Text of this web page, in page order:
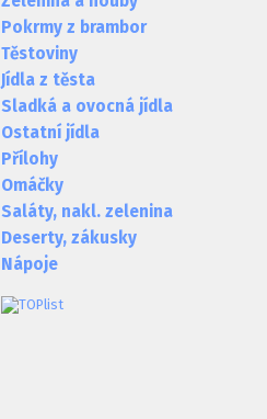
Pokrmy z brambor
Těstoviny
Jídla z těsta
Sladká a ovocná jídla
Ostatní jídla
Přílohy
Omáčky
Saláty, nakl. zelenina
Deserty, zákusky
Nápoje